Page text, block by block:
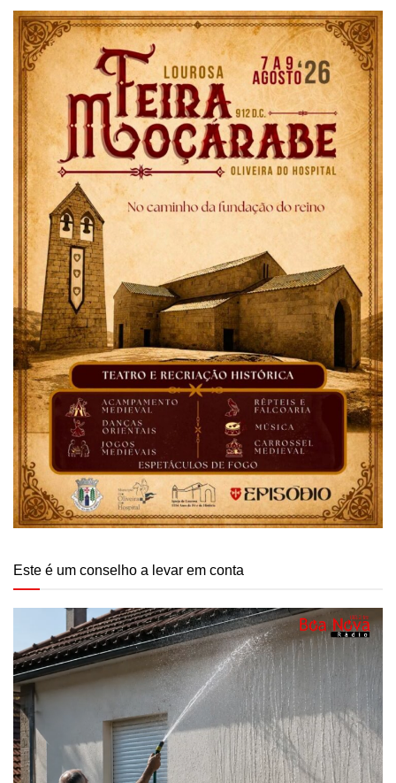
Este é um conselho a levar em conta